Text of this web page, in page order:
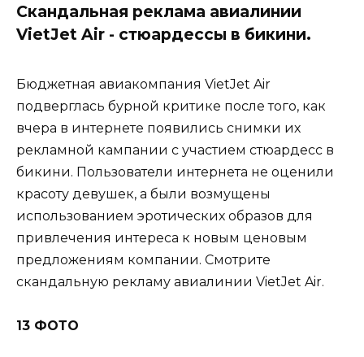
Скандальная реклама авиалинии
VietJet Air - стюардессы в бикини.
Бюджетная авиакомпания VietJet Air
подверглась бурной критике после того, как
вчера в интернете появились снимки их
рекламной кампании с участием стюардесс в
бикини. Пользователи интернета не оценили
красоту девушек, а были возмущены
использованием эротических образов для
привлечения интереса к новым ценовым
предложениям компании. Смотрите
скандальную рекламу авиалинии VietJet Air.
13 ФОТО